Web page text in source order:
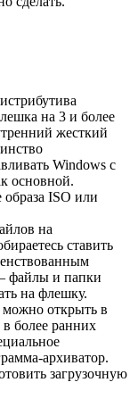
на 3 и более
жесткий
Windows с
основной.
ISO или
на
ставить
файлы и папки
на флешку.
можно открыть в
более ранних
архиватор.
загрузочную